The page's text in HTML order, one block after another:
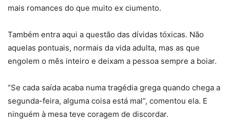
mais romances do que muito ex ciumento.
Também entra aqui a questão das dívidas tóxicas. Não
aquelas pontuais, normais da vida adulta, mas as que
engolem o mês inteiro e deixam a pessoa sempre a boiar.
“Se cada saída acaba numa tragédia grega quando chega a
segunda-feira, alguma coisa está mal”, comentou ela. E
ninguém à mesa teve coragem de discordar.